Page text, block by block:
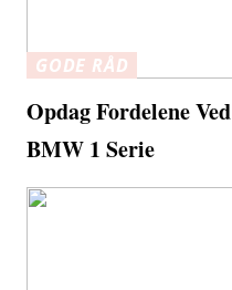
GODE RÅD
Opdag Fordelene Ved
BMW 1 Serie